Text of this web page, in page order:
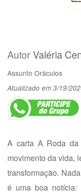
AutorValéria
Assunto Oráculos
Atualizado em 3/19/
A carta A Roda da
movimento da vida,
transformação.
é uma boa notícia: